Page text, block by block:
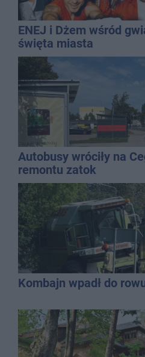
ENEJ i Dżem wśród
święta miasta
Autobusy wróciły na
remontu zatok
Kombajn wpadł do